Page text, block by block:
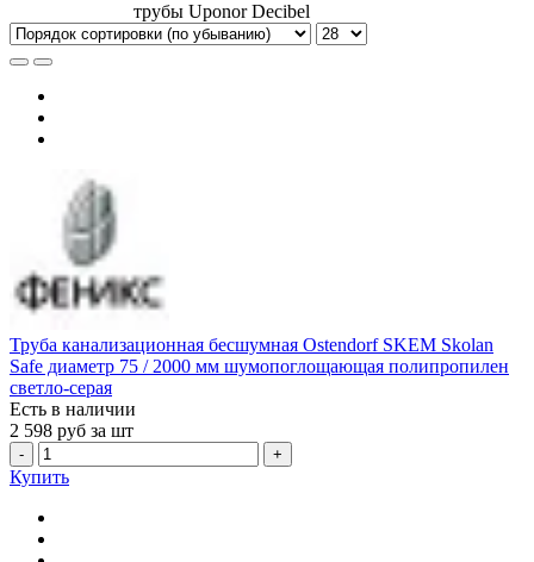
трубы Uponor Decibel
Труба канализационная бесшумная Ostendorf SKEM Skolan
Safe диаметр 75 / 2000 мм шумопоглощающая полипропилен
светло-серая
Есть в наличии
2 598 руб за шт
- +
Купить